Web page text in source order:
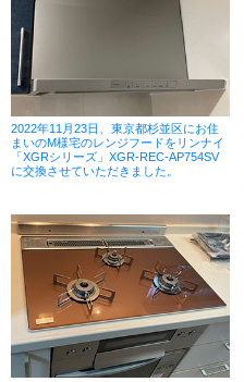
2022年11月23日、東京都杉並区にお住
まいのM様宅のレンジフードをリンナイ
「XGRシリーズ」XGR-REC-AP754SV
に交換させていただきました。